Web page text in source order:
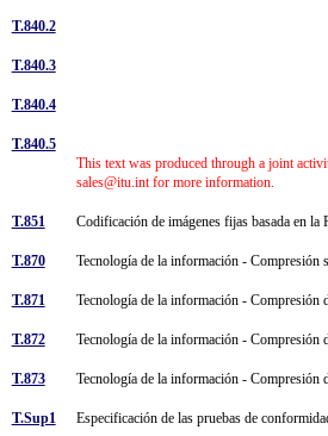
T.840.2
T.840.3
T.840.4
T.840.5
This text was produced through a joint
sales@itu.int for more information.
T.851 Codificación de imágenes fijas basada en
T.870 Tecnología de la información -
T.871 Tecnología de la información -
T.872 Tecnología de la información -
T.873 Tecnología de la información -
T.Sup1 Especificación de las pruebas de